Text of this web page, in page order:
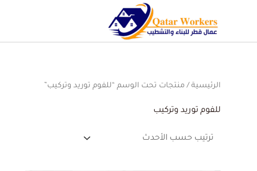
الرئيسية / منتجات تحت الوسم “للفوم توريد وتركيب”
للفوم توريد وتركيب